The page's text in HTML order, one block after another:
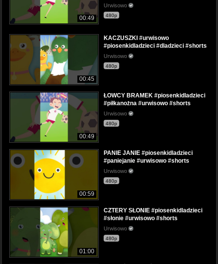
00:49
Urwisowo
480p
00:45
KACZUSZKI #urwisowo
#piosenkidladzieci #dladzieci #shorts
Urwisowo
480p
00:49
ŁOWCY BRAMEK #piosenkidladzieci
#piłkanożna #urwisowo #shorts
Urwisowo
480p
00:59
PANIE JANIE #piosenkidladzieci
#paniejanie #urwisowo #shorts
Urwisowo
480p
01:00
CZTERY SŁONIE #piosenkidladzieci
#słonie #urwisowo #shorts
Urwisowo
480p